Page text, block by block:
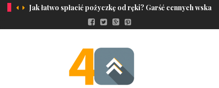
Jak łatwo spłacić pożyczkę od ręki? Garść cennych